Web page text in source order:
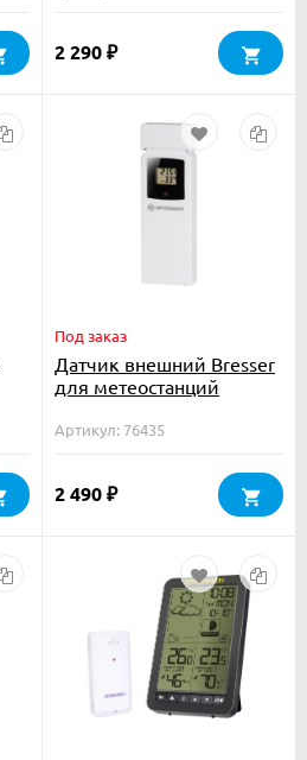
2 290 ₽
Под заказ
Датчик внешний Bresser
для метеостанций
Артикул: 76435
2 490 ₽